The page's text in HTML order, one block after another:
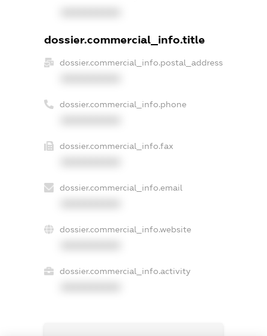
dossier.commercial_info.title
dossier.commercial_info.postal_address
dossier.commercial_info.phone
dossier.commercial_info.fax
dossier.commercial_info.email
dossier.commercial_info.website
dossier.commercial_info.activity